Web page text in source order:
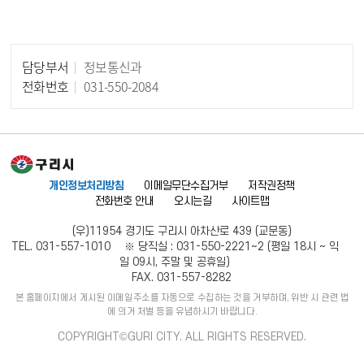
담당부서
정보통신과
전화번호
031-550-2084
개인정보처리방침 이메일무단수집거부
저작권정책
전화번호 안내
오시는길 사이트맵
(우)11954 경기도 구리시 아차산로 439 (교문동)
TEL. 031-557-1010 ※ 당직실 : 031-550-2221~2 (평일 18시 ~ 익
일 09시, 주말 및 공휴일)
FAX. 031-557-8282
본 홈페이지에서 게시된 이메일주소를 자동으로 수집하는 것을 거부하며, 위반 시 관련 법
에 의거 처벌 등을 유념하시기 바랍니다.
COPYRIGHT©GURI CITY. ALL RIGHTS RESERVED.